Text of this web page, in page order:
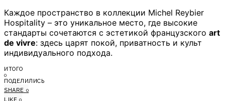
Каждое пространство в коллекции Michel Reybier
Hospitality – это уникальное место, где высокие
стандарты сочетаются с эстетикой французского art
de vivre: здесь царят покой, приватность и культ
индивидуального подхода.
ИТОГО
0
ПОДЕЛИЛИСЬ
SHARE 0
LIKE 0